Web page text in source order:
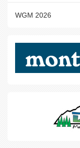
WGM 2026